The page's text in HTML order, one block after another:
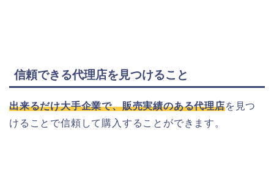
信頼できる代理店を見つけること
出来るだけ大手企業で、販売実績のある代理店を見つ
けることで信頼して購入することができます。